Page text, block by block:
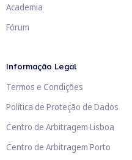
Academia
Fórum
Informação Legal
Termos e Condições
Política de Proteção de Dados
Centro de Arbitragem Lisboa
Centro de Arbitragem Porto